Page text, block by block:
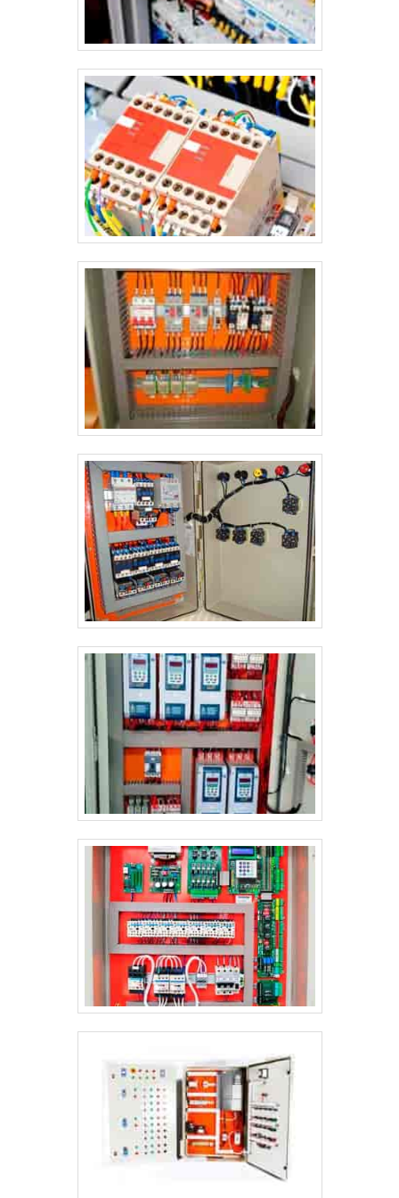
oferece uma variedade de itens como painel de comando
elétrico e painéis clp.É uma empresa comprometida com
seus serviços e que preza pela segurança, padrões possíveis
por contar com escritório de alta qualidade onde são
realizadas as atividades e sede em localização privilegiada
no estado de São Paulo.Esses fatores, somados a um time
multidisciplinar de consultores associados e alta qualidade,
comprovam sua essência de trazer o melhor para todos os